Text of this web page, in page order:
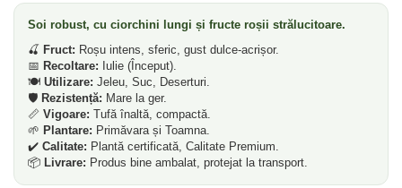
Migdal
Soi robust, cu ciorchini lungi și fructe roșii strălucitoare.
🍒 Fruct: Roșu intens, sferic, gust dulce-acrișor.
📅 Recoltare: Iulie (Început).
🍽️ Utilizare: Jeleu, Suc, Deserturi.
🛡️ Rezistență: Mare la ger.
📏 Vigoare: Tufă înaltă, compactă.
🌱 Plantare: Primăvara și Toamna.
✔️ Calitate: Plantă certificată, Calitate Premium.
📦 Livrare: Produs bine ambalat, protejat la transport.